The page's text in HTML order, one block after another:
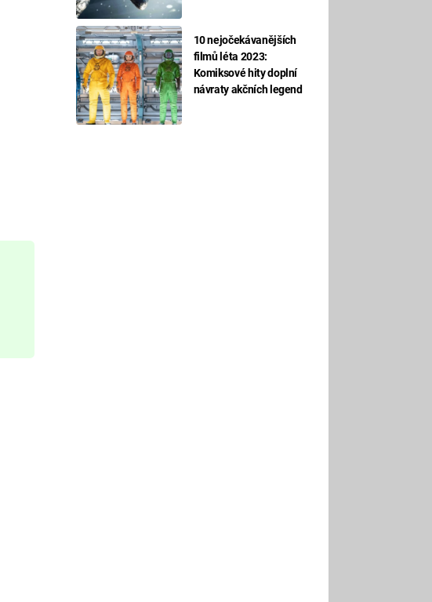
10 nejočekávanějších
filmů léta 2023:
Komiksové hity doplní
návraty akčních legend